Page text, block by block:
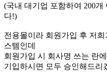
(국내 대기업 포함하여 200개
다!)
전용몰이라 회원가입 후 저
스템인데
회원가입 시 회사명 쓰는 란
기입하시면 모두 승인해드리